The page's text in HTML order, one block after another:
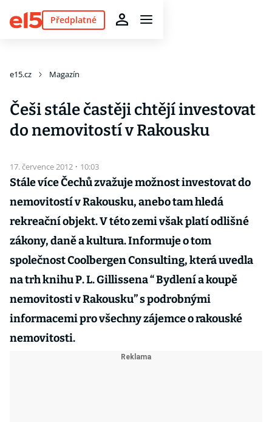
Předplatné
e15.cz Magazín
Češi stále častěji chtějí investovat
do nemovitostí v Rakousku
17. července 2012 · 10:03
Stále více Čechů zvažuje možnost investovat do
nemovitostí v Rakousku, anebo tam hledá
rekreační objekt. V této zemi však platí odlišné
zákony, daně a kultura. Informuje o tom
společnost Coolbergen Consulting, která uvedla
na trh knihu P. L. Gillissena “ Bydlení a koupě
nemovitosti v Rakousku” s podrobnými
informacemi pro všechny zájemce o rakouské
nemovitosti.